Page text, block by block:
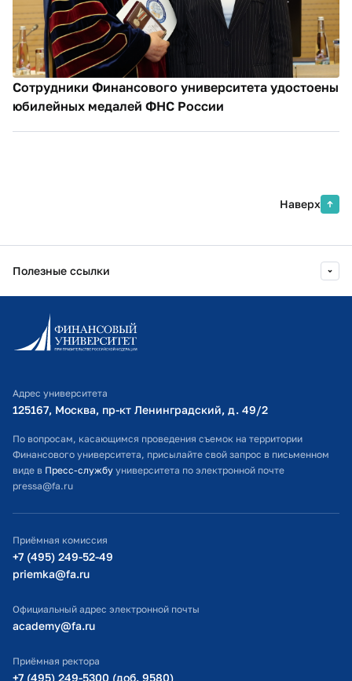
Сотрудники Финансового университета удостоены
юбилейных медалей ФНС России
Наверх
Полезные ссылки
Информационно-образовательный портал
Личный кабинет поступающего
Оплата обучения
Расписание занятий
Студенческий офис
Официальный адрес электронной почты
Министерство просвещения РФ
Министерство науки и высшего образования РФ
Адрес университета
125167, Москва, пр-кт Ленинградский, д. 49/2​
По вопросам, касающимся проведения съемок на территории
Финансового университета, присылайте свой запрос в письменном
виде в Пресс-службу университета по электронной почте
pressa@fa.ru
Приёмная комиссия
+7 (495) 249-52-49
priemka@fa.ru
Официальный адрес электронной почты
academy@fa.ru
Приёмная ректора
+7 (495) 249-5300 (доб. 9580)